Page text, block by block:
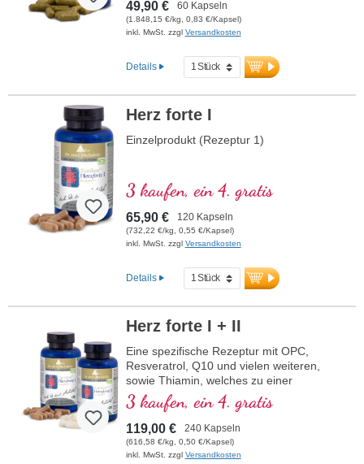
Vegane Kapseln frei von PEG und
Carrageen
Lebensmittelsicherheit: HACCP & ISO
9001
Höchste Reinheit und Qualität
Unser erfahrenes Experten-Team betreut
Sie gerne jederzeit.
49,90 € 60 Kapseln
(1.848,15 €/kg, 0,83 €/Kapsel)
inkl. MwSt. zzgl Versandkosten
Details
Herz forte I
Einzelprodukt (Rezeptur 1)
3 kaufen, ein 4. gratis
65,90 € 120 Kapseln
(732,22 €/kg, 0,55 €/Kapsel)
inkl. MwSt. zzgl Versandkosten
Details
Herz forte I + II
Eine spezifische Rezeptur mit OPC,
Resveratrol, Q10 und vielen weiteren,
sowie Thiamin, welches zu einer
normalen Herzfunktion beiträgt. (Rezeptur
1 und Rezeptur 2)
3 kaufen, ein 4. gratis
119,00 € 240 Kapseln
(616,58 €/kg, 0,50 €/Kapsel)
inkl. MwSt. zzgl Versandkosten